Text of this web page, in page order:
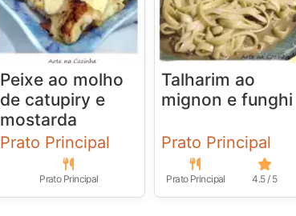
Peixe ao molho
de catupiry e
mostarda
Prato Principal
Prato Principal
Talharim ao
mignon e funghi
Prato Principal
Prato Principal 4.5 / 5